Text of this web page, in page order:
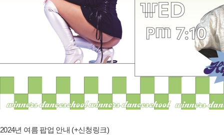
2024년 여름 팝업 안내 (+신청링크)